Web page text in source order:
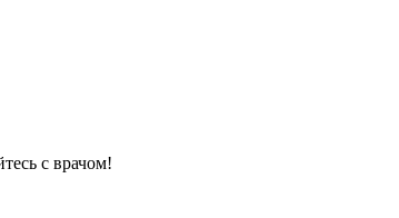
с врачом!